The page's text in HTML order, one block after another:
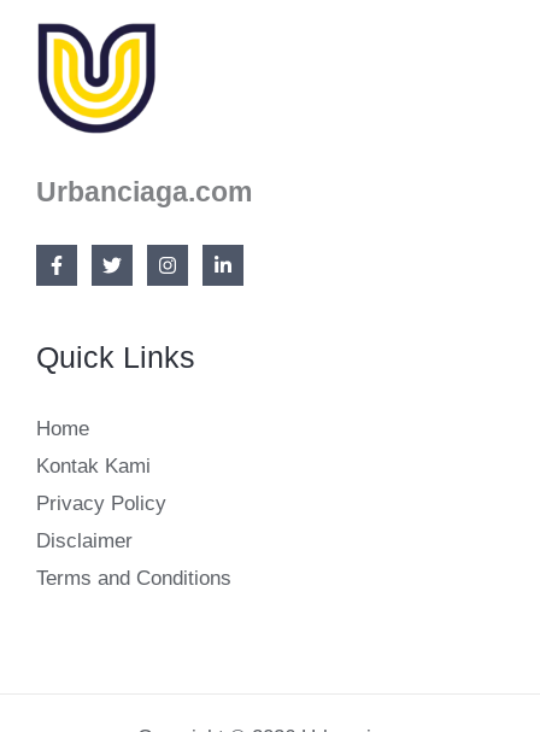
Keren
Terbaru
Urbanciaga.com
Quick Links
Home
Kontak Kami
Privacy Policy
Disclaimer
Terms and Conditions